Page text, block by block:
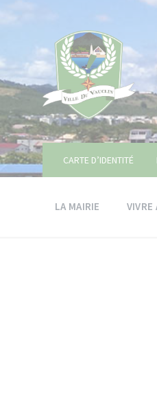
CARTE D’IDENTITÉ
LA MAIRIE VIVRE